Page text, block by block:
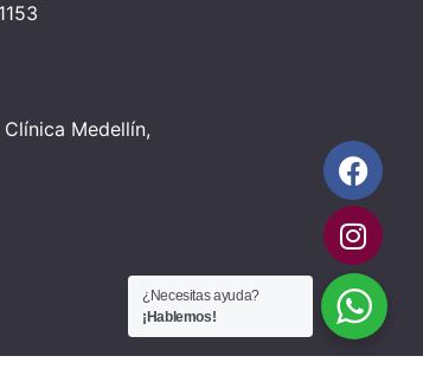
Medellín,
¿Necesitas ayuda?
¡Hablemos!